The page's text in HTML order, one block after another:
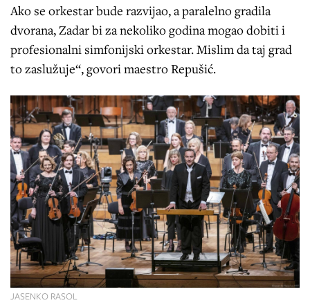
Ako se orkestar bude razvijao, a paralelno gradila
dvorana, Zadar bi za nekoliko godina mogao dobiti i
profesionalni simfonijski orkestar. Mislim da taj grad
to zaslužuje“, govori maestro Repušić.
JASENKO RASOL